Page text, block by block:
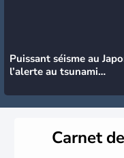
Puissant séisme au
l’alerte au tsunami
Carnet